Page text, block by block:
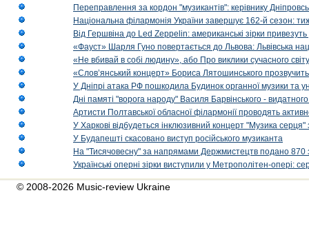
Переправлення за кордон "музикантів": керівнику
Національна філармонія України завершує 162-й сезон:
Від Гершвіна до Led Zeppelin: американські зірки
«Фауст» Шарля Гуно повертається до Львова: Львівська
«Не вбивай в собі людину», або Про виклики сучасного світу
«Слов’янський концерт» Бориса Лятошинського
У Дніпрі атака РФ пошкодила Будинок органної музики та
Дні памяті "ворога народу" Василя Барвінського -
Артисти Полтавської обласної філармонії проводять
У Харкові відбудеться інклюзивний концерт "Музика
У Будапешті скасовано виступ російського музиканта
На "Тисячовесну" за напрямами Держмистецтв подано 870
Українські оперні зірки виступили у Метрополітен-опері:
© 2008-2026 Music-review Ukraine